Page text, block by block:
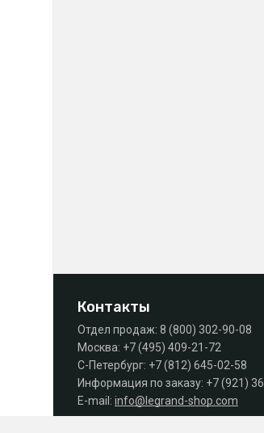
Контакты
Отдел продаж: 8 (800) 302-90-08
Москва: +7 (495) 409-21-72
С-Петербург: +7 (812) 645-02-58
Информация по заказу: +7 (921)
E-mail: info@legrand-shop.com